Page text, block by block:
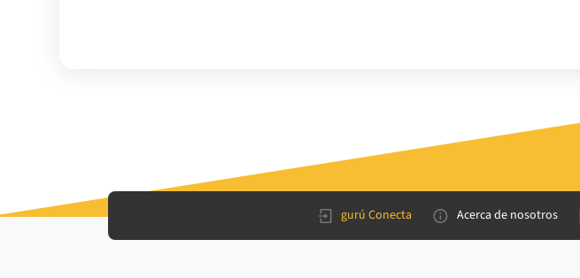
gurú Conecta Acerca de nosotros